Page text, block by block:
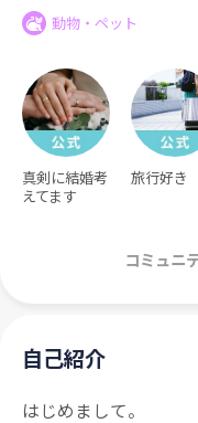
動物・ペット
真剣に結婚考
えてます
旅行好き
コミュニ
自己紹介
はじめまして。